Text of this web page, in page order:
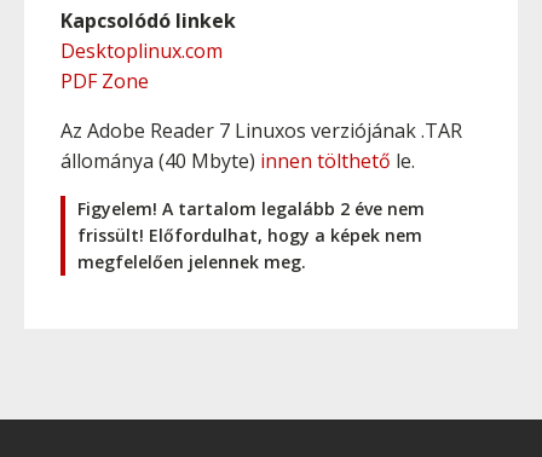
Kapcsolódó linkek
Desktoplinux.com
PDF Zone
Az Adobe Reader 7 Linuxos verziójának .TAR
állománya (40 Mbyte) innen tölthető le.
Figyelem! A tartalom legalább 2 éve nem
frissült! Előfordulhat, hogy a képek nem
megfelelően jelennek meg.